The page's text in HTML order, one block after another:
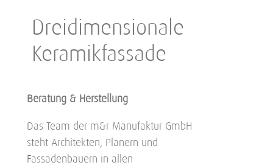
Dreidimensionale
Keramikfassade
Beratung & Herstellung
Das Team der m&r Manufaktur GmbH
steht Architekten, Planern und
Fassadenbauern in allen